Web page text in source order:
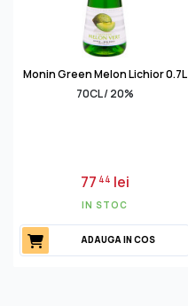
Monin Green Melon Lichior 0.7L
70CL / 20%
77 44 lei
IN STOC
ADAUGA IN COS